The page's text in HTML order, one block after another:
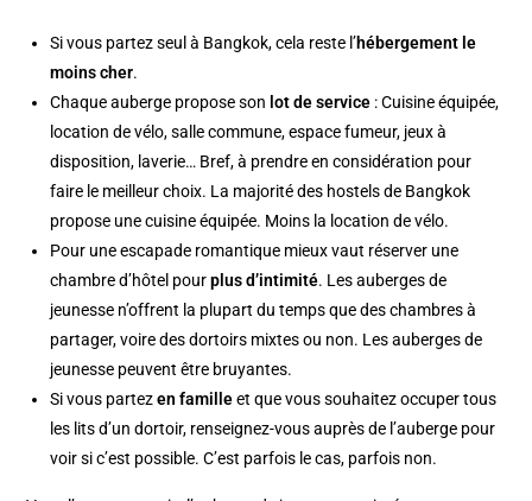
Si vous partez seul à Bangkok, cela reste l’hébergement le
moins cher.
Chaque auberge propose son lot de service : Cuisine équipée,
location de vélo, salle commune, espace fumeur, jeux à
disposition, laverie… Bref, à prendre en considération pour
faire le meilleur choix. La majorité des hostels de Bangkok
propose une cuisine équipée. Moins la location de vélo.
Pour une escapade romantique mieux vaut réserver une
chambre d’hôtel pourplus d’intimité. Les auberges de
jeunesse n’offrent la plupart du temps que des chambres à
partager, voire des dortoirs mixtes ou non. Les auberges de
jeunesse peuvent être bruyantes.
Si vous partezen familleet que vous souhaitez occuper tous
les lits d’un dortoir, renseignez-vous auprès de l’auberge pour
voir si c’est possible. C’est parfois le cas, parfois non.